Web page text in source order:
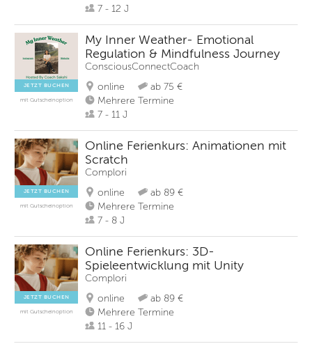
7 - 12 J
JETZT BUCHEN
mit Gutscheinoption
My Inner Weather- Emotional
Regulation & Mindfulness Journey
ConsciousConnectCoach
online
ab 75 €
Mehrere Termine
7 - 11 J
JETZT BUCHEN
mit Gutscheinoption
Online Ferienkurs: Animationen mit
Scratch
Complori
online
ab 89 €
Mehrere Termine
7 - 8 J
JETZT BUCHEN
mit Gutscheinoption
Online Ferienkurs: 3D-
Spieleentwicklung mit Unity
Complori
online
ab 89 €
Mehrere Termine
11 - 16 J